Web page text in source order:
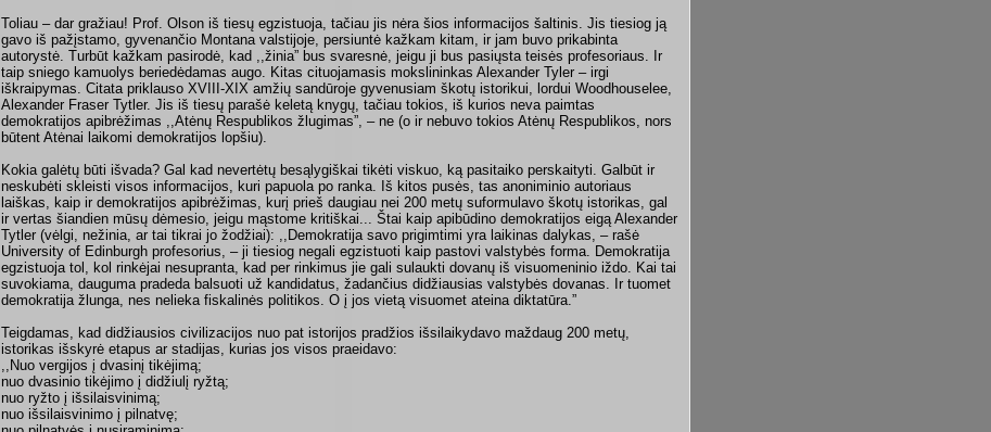
Toliau – dar gražiau! Prof. Olson iš tiesų egzistuoja, tačiau jis nėra šios informacijos šaltinis. Jis tiesiog ją
gavo iš pažįstamo, gyvenančio Montana valstijoje, persiuntė kažkam kitam, ir jam buvo prikabinta
autorystė. Turbūt kažkam pasirodė, kad ,,žinia” bus svaresnė, jeigu ji bus pasiųsta teisės profesoriaus. Ir
taip sniego kamuolys beriedėdamas augo. Kitas cituojamasis mokslininkas Alexander Tyler – irgi
iškraipymas. Citata priklauso XVIII-XIX amžių sandūroje gyvenusiam škotų istorikui, lordui Woodhouselee,
Alexander Fraser Tytler. Jis iš tiesų parašė keletą knygų, tačiau tokios, iš kurios neva paimtas
demokratijos apibrėžimas ,,Atėnų Respublikos žlugimas”, – ne (o ir nebuvo tokios Atėnų Respublikos, nors
būtent Atėnai laikomi demokratijos lopšiu).
Kokia galėtų būti išvada? Gal kad nevertėtų besąlygiškai tikėti viskuo, ką pasitaiko perskaityti. Galbūt ir
neskubėti skleisti visos informacijos, kuri papuola po ranka. Iš kitos pusės, tas anoniminio autoriaus
laiškas, kaip ir demokratijos apibrėžimas, kurį prieš daugiau nei 200 metų suformulavo škotų istorikas, gal
ir vertas šiandien mūsų dėmesio, jeigu mąstome kritiškai... Štai kaip apibūdino demokratijos eigą Alexander
Tytler (vėlgi, nežinia, ar tai tikrai jo žodžiai): ,,Demokratija savo prigimtimi yra laikinas dalykas, – rašė
University of Edinburgh profesorius, – ji tiesiog negali egzistuoti kaip pastovi valstybės forma. Demokratija
egzistuoja tol, kol rinkėjai nesupranta, kad per rinkimus jie gali sulaukti dovanų iš visuomeninio iždo. Kai tai
suvokiama, dauguma pradeda balsuoti už kandidatus, žadančius didžiausias valstybės dovanas. Ir tuomet
demokratija žlunga, nes nelieka fiskalinės politikos. O į jos vietą visuomet ateina diktatūra.”
Teigdamas, kad didžiausios civilizacijos nuo pat istorijos pradžios išsilaikydavo maždaug 200 metų,
istorikas išskyrė etapus ar stadijas, kurias jos visos praeidavo:
,,Nuo vergijos į dvasinį tikėjimą;
nuo dvasinio tikėjimo į didžiulį ryžtą;
nuo ryžto į išsilaisvinimą;
nuo išsilaisvinimo į pilnatvę;